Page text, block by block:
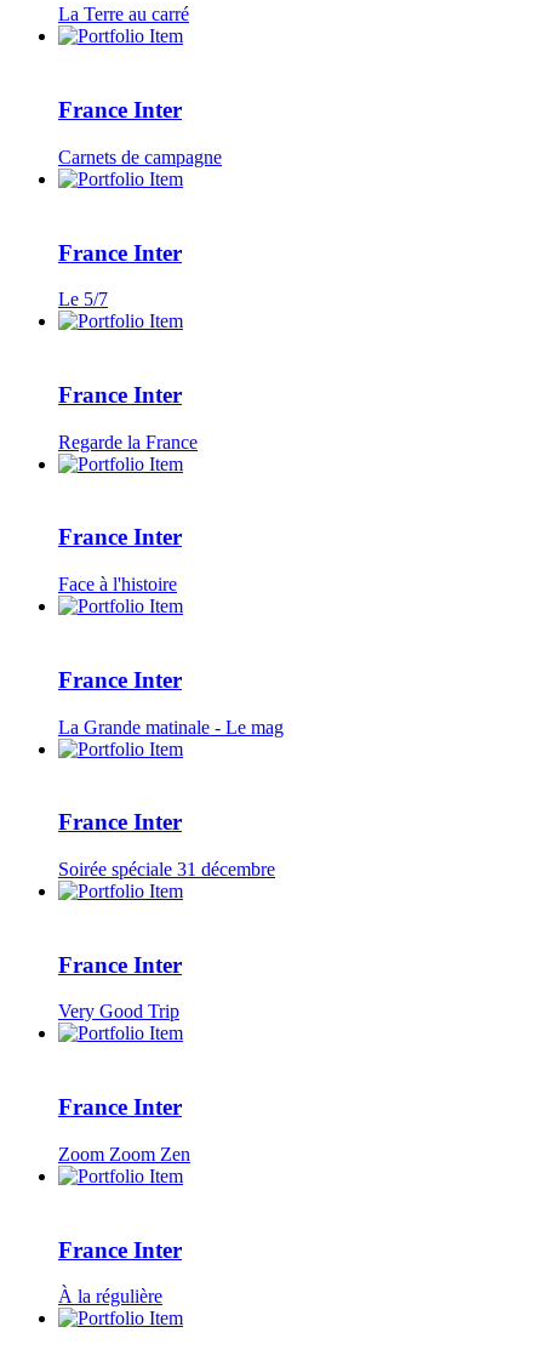
La Terre au carré
France Inter
Carnets de campagne
France Inter
Le 5/7
France Inter
Regarde la France
France Inter
Face à l'histoire
France Inter
La Grande matinale - Le mag
France Inter
Soirée spéciale 31 décembre
France Inter
Very Good Trip
France Inter
Zoom Zoom Zen
France Inter
À la régulière